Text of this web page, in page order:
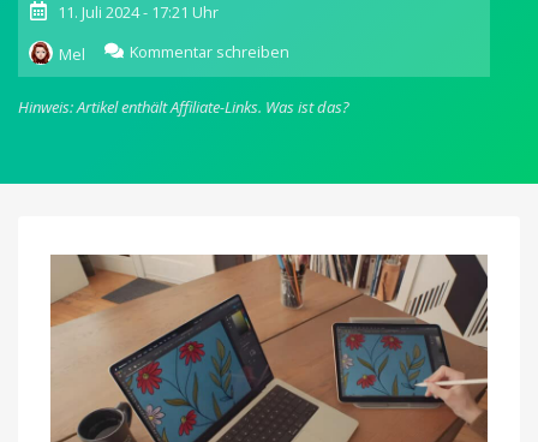
11. Juli 2024 - 17:21 Uhr
Mel
Kommentar schreiben
Astropad
Studio:
Unterstützung
Pencil
Hinweis: Artikel enthält Affiliate-Links. Was ist das?